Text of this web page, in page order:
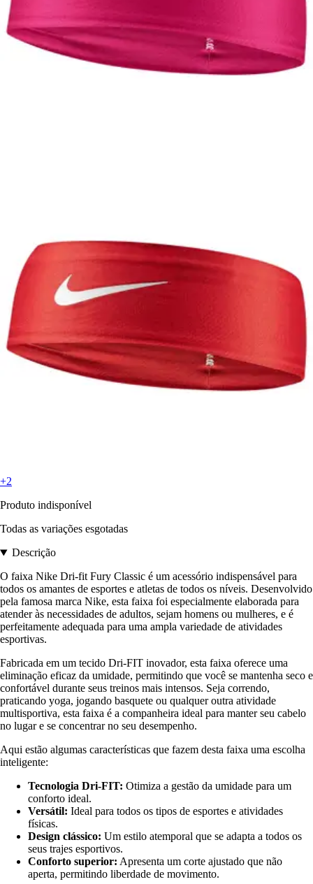
+2
Produto indisponível
Todas as variações esgotadas
Descrição
O faixa Nike Dri-fit Fury Classic é um acessório indispensável para
todos os amantes de esportes e atletas de todos os níveis. Desenvolvido
pela famosa marca Nike, esta faixa foi especialmente elaborada para
atender às necessidades de adultos, sejam homens ou mulheres, e é
perfeitamente adequada para uma ampla variedade de atividades
esportivas.
Fabricada em um tecido Dri-FIT inovador, esta faixa oferece uma
eliminação eficaz da umidade, permitindo que você se mantenha seco e
confortável durante seus treinos mais intensos. Seja correndo,
praticando yoga, jogando basquete ou qualquer outra atividade
multisportiva, esta faixa é a companheira ideal para manter seu cabelo
no lugar e se concentrar no seu desempenho.
Aqui estão algumas características que fazem desta faixa uma escolha
inteligente:
Tecnologia Dri-FIT: Otimiza a gestão da umidade para um
conforto ideal.
Versátil: Ideal para todos os tipos de esportes e atividades
físicas.
Design clássico: Um estilo atemporal que se adapta a todos os
seus trajes esportivos.
Conforto superior: Apresenta um corte ajustado que não
aperta, permitindo liberdade de movimento.